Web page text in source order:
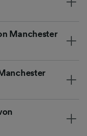
Manchester